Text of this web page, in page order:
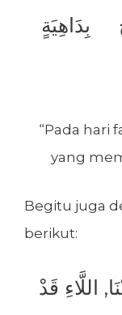
بِدَاهِيَةٍ
“Pada hari
yang
Begitu juga
berikut:
اللَّاءِ قَدْ